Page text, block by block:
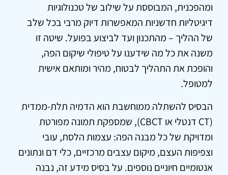
ומהפכנית, המבוססת על שילוב של טכנולוגיות
דיגיטליות חדשניות המאפשרות דיוק מרבי בכל שלב
של ההליך – מהתכנון ועד לביצוע בפועל. שיטה זו
משנה את כל מה שידענו על טיפולי שיקום הפה,
והופכת את התהליך לבטוח, מהיר ומותאם אישית
למטופל.
הבסיס להשתלה ממוחשבת הוא הדמיה תלת-ממדית
(CT דנטלי או CBCT), שמספקת תמונה מפורטת
ומדויקת של כל מבנה הפה: עצמות הלסת, עובי
וצפיפות העצם, מיקום עצבים מרכזיים, כלי דם ונתונים
אנטומיים חיוניים נוספים. על בסיס מידע זה, נבנה